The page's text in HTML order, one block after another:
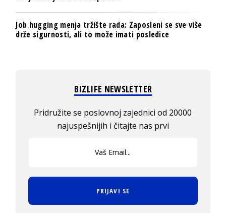
Job hugging menja tržište rada: Zaposleni se sve više
drže sigurnosti, ali to može imati posledice
BIZLIFE NEWSLETTER
Pridružite se poslovnoj zajednici od 20000
najuspešnijih i čitajte nas prvi
PRIJAVI SE